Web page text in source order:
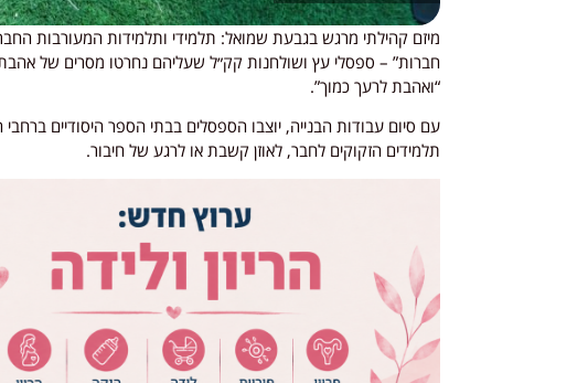
מיזם קהילתי מרגש בגבעת שמואל: תלמידי ותלמידות המעורבות
חברות” – ספסלי עץ ושולחנות קק״ל שעליהם נחרטו מסרים של
“ואהבת לרעך כמוך”.
עם סיום עבודות הבנייה, יוצבו הספסלים בבתי הספר היסודיים
תלמידים הזקוקים לחבר, לאוזן קשבת או לרגע של חיבור.